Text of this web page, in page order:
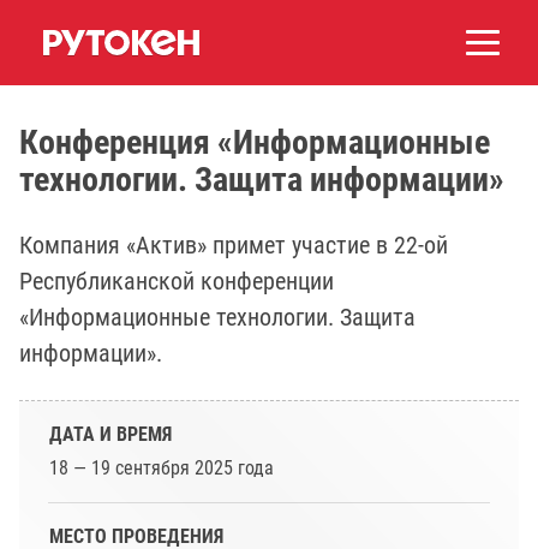
Конференция «Информационные
технологии. Защита информации»
Компания «Актив» примет участие в 22-ой
Республиканской конференции
«Информационные технологии. Защита
информации».
ДАТА И ВРЕМЯ
18 — 19 сентября 2025 года
МЕСТО ПРОВЕДЕНИЯ